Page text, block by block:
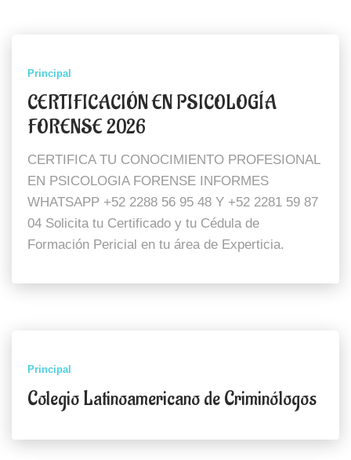
Principal
CERTIFICACIÓN EN PSICOLOGÍA
FORENSE 2026
CERTIFICA TU CONOCIMIENTO PROFESIONAL
EN PSICOLOGIA FORENSE INFORMES
WHATSAPP +52 2288 56 95 48 Y +52 2281 59 87
04 Solicita tu Certificado y tu Cédula de
Formación Pericial en tu área de Experticia.
Principal
Colegio Latinoamericano de Criminólogos